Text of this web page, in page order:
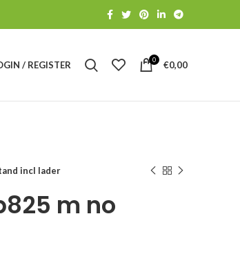
/ REGISTER 0 €0,00
incl lader
m no